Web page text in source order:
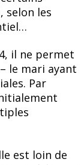
selon les
il ne permet
le mari ayant
Par
est loin de